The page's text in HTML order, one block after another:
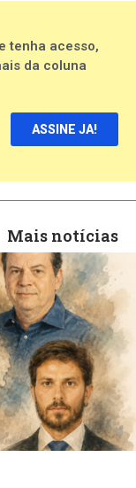
tenha acesso,
da coluna
ASSINE JA!
Mais notícias